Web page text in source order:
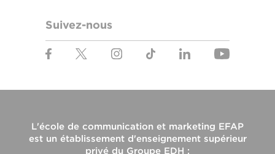
Suivez-nous
L'école de communication et marketing EFAP
est un établissement d'enseignement supérieur
privé du Groupe EDH :